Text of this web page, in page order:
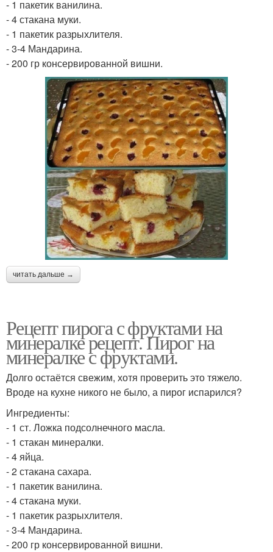
- 1 пакетик ванилина.
- 4 стакана муки.
- 1 пакетик разрыхлителя.
- 3-4 Мандарина.
- 200 гр консервированной вишни.
читать дальше →
Рецепт пирога с фруктами на
минералке рецепт. Пирог на
минералке с фруктами.
Долго остаётся свежим, хотя проверить это тяжело.
Вроде на кухне никого не было, а пирог испарился?
Ингредиенты:
- 1 ст. Ложка подсолнечного масла.
- 1 стакан минералки.
- 4 яйца.
- 2 стакана сахара.
- 1 пакетик ванилина.
- 4 стакана муки.
- 1 пакетик разрыхлителя.
- 3-4 Мандарина.
- 200 гр консервированной вишни.